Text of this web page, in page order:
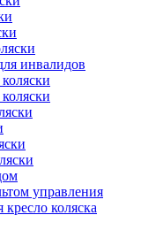
инвалидов
управления
коляска